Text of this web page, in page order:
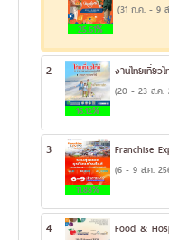
25.61%
(31 ก.ค. - 9
2
16.12%
งานไทยเที่ยว
(20 - 23 ส.ค.
3
11.88%
Franchise
(6 - 9 ส.ค.
4 Food &